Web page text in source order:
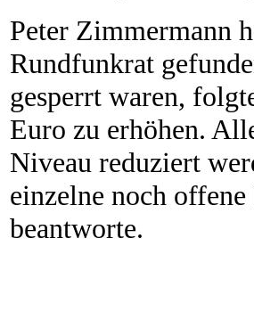
Peter Zimmermann
Rundfunkrat
gesperrt waren,
Euro zu erhöhen.
Niveau reduziert
einzelne noch
beantworte.